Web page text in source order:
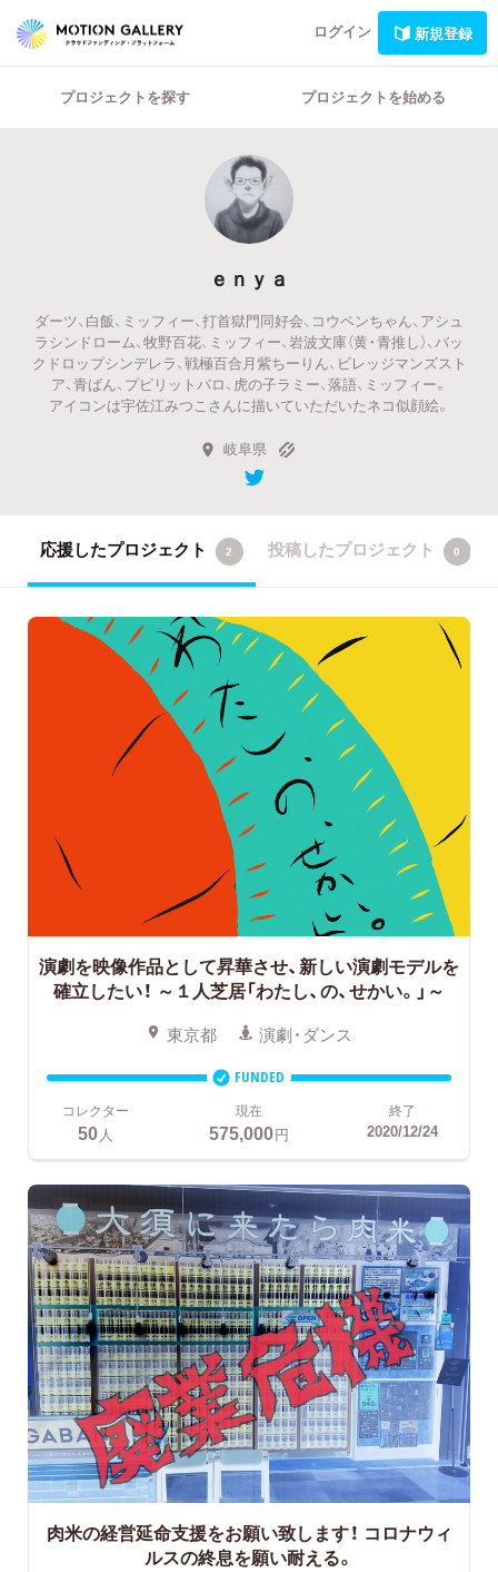
ログイン 新規登録
プロジェクトを探す プロジェクトを始める
ｅｎｙａ
ダーツ、白飯、ミッフィー、打首獄門同好会、コウペンちゃん、アシュ
ラシンドローム、牧野百花、ミッフィー、岩波文庫（黄・青推し）、バッ
クドロップシンデレラ、戦極百合月紫ちーりん、ビレッジマンズスト
ア、青ばん、プピリットパロ、虎の子ラミー、落語、ミッフィー。
アイコンは宇佐江みつこさんに描いていただいたネコ似顔絵。
岐阜県
応援したプロジェクト 2 投稿したプロジェクト 0
演劇を映像作品として昇華させ、新しい演劇モデルを
確立したい！ ～１人芝居「わたし、の、せかい。」～
東京都 演劇・ダンス
FUNDED
コレクター
50 人
現在
575,000円
終了
2020/12/24
肉米の経営延命支援をお願い致します！ コロナウィ
ルスの終息を願い耐える。